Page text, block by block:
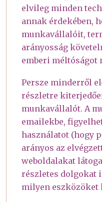
elvileg minden
annak érdekében,
munkavállalóit,
arányosság
emberi méltóságot
Persze minderről
részletre
munkavállalót. A
emailekbe,
használatot (hogy
arányos az
weboldalakat
részletes dolgokat
milyen eszközöket